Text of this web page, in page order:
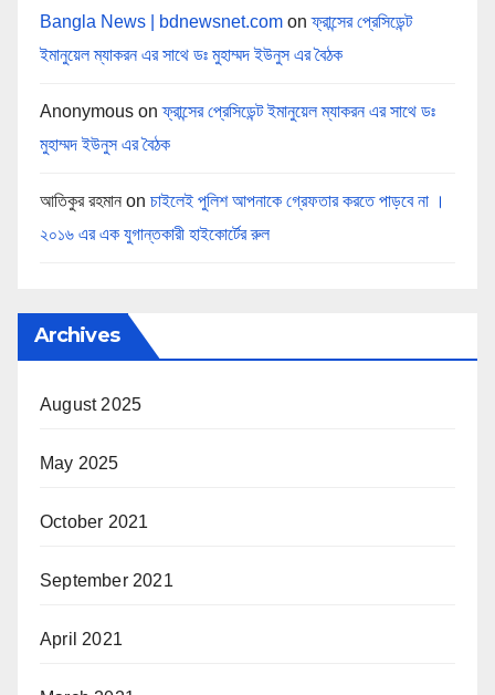
Bangla News | bdnewsnet.com onফ্রান্সের প্রেসিডেন্ট
ইমানুয়েল ম্যাকরন এর সাথে ডঃ মুহাম্মদ ইউনুস এর বৈঠক
Anonymous onফ্রান্সের প্রেসিডেন্ট ইমানুয়েল ম্যাকরন এর সাথে ডঃ
মুহাম্মদ ইউনুস এর বৈঠক
আতিকুর রহমান on চাইলেই পুলিশ আপনাকে গ্রেফতার করতে পাড়বে না ।
২০১৬ এর এক যুগান্তকারী হাইকোর্টের রুল
Archives
August 2025
May 2025
October 2021
September 2021
April 2021